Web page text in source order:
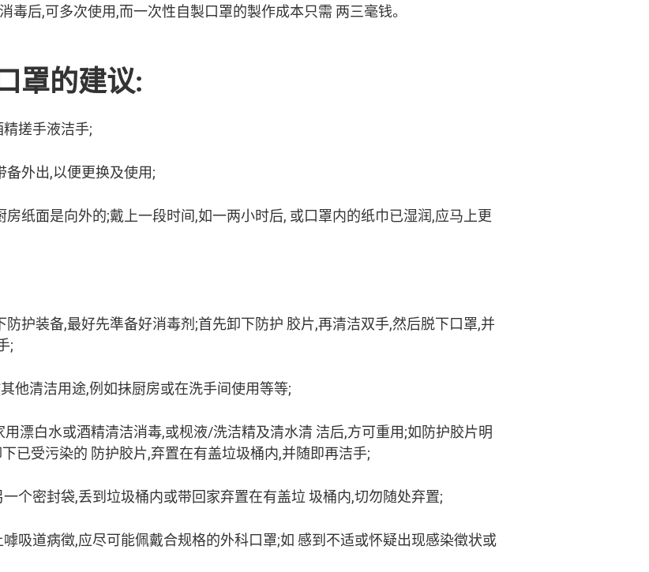
毒后,可多次使用,而一次性自製口罩的製作成本只需 两三毫钱。
罩的建议:
搓手液洁手;
备外出,以便更换及使用;
纸面是向外的;戴上一段时间,如一两小时后, 或口罩内的纸巾已湿润,应马上更
护装备,最好先準备好消毒剂;首先卸下防护 胶片,再清洁双手,然后脱下口罩,并
;
他清洁用途,例如抺厨房或在洗手间使用等等;
漂白水或酒精清洁消毒,或枧液/洗洁精及清水清 洁后,方可重用;如防护胶片明
已受污染的 防护胶片,弃置在有盖垃圾桶内,并随即再洁手;
个密封袋,丢到垃圾桶内或带回家弃置在有盖垃 圾桶内,切勿随处弃置;
吸道病徵,应尽可能佩戴合规格的外科口罩;如 感到不适或怀疑出现感染徵状或